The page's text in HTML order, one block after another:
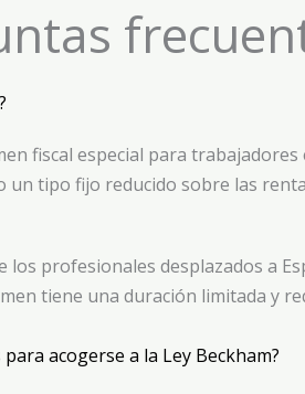
fiscal especial para
un tipo fijo reducido sobre las
los profesionales desplazados
tiene una duración limitada y
acogerse a la Ley Beckham?